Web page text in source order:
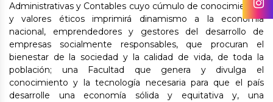
Administrativas y Contables cuyo cúmulo de conocimientos
y valores éticos imprimirá dinamismo a la economía
nacional, emprendedores y gestores del desarrollo de
empresas socialmente responsables, que procuran el
bienestar de la sociedad y la calidad de vida, de toda la
población; una Facultad que genera y divulga el
conocimiento y la tecnología necesaria para que el país
desarrolle una economía sólida y equitativa y, una